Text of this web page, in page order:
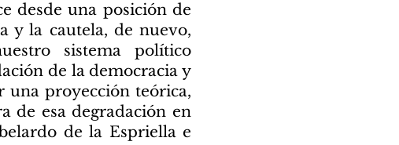
desde una posición de
y la cautela, de nuevo,
sistema político
de la democracia y
una proyección teórica,
de esa degradación en
de la Espriella e